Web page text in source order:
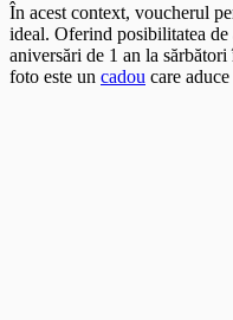
În acest context, voucherul
ideal. Oferind posibilitatea de
aniversări de 1 an la sărbători
foto este un cadou care